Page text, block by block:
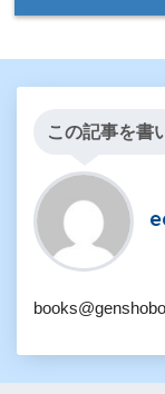
この記事を書